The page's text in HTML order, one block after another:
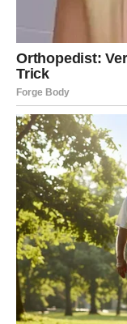
Važno je da ne
srce.
Pravi ljudi
Tokom ovog
veliki uticaj na
Neko će vam
inspirisati da
mogla bi potpuno
Budite otvoreni za
donijeti najveće